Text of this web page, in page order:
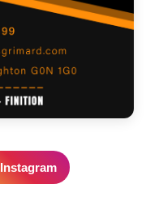
Instagram